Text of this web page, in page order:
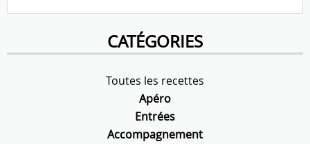
CATÉGORIES
Toutes les recettes
Apéro
Entrées
Accompagnement